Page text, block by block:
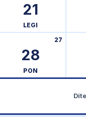
21
LEGI
28
27
PON